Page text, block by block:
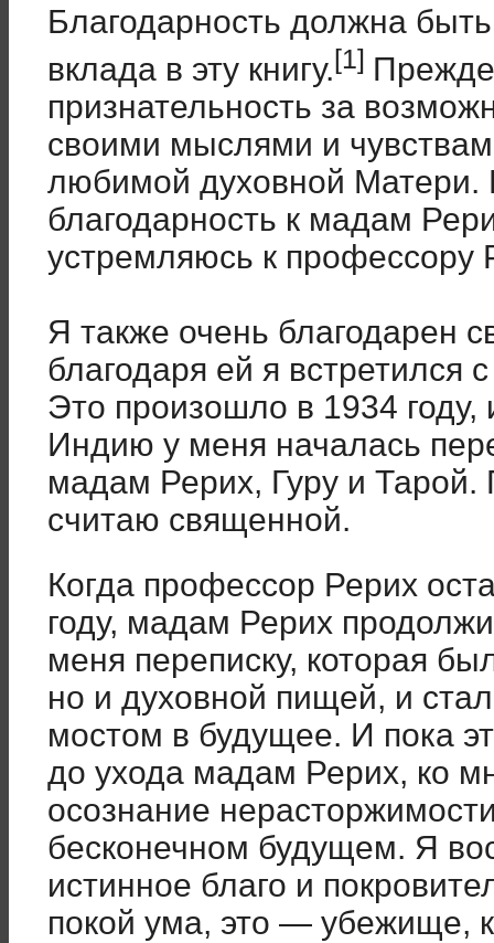
Благодарность должна
вклада в эту книгу. [1] Прежде
признательность за
своими мыслями и
любимой духовной Матери.
благодарность к мадам
устремляюсь к профессору
Я также очень благодарен
благодаря ей я
Это произошло в 1934 году,
Индию у меня началась
мадам Рерих, Гуру и Тарой.
считаю священной.
Когда профессор Рерих
году, мадам Рерих
меня переписку, которая
но и духовной пищей, и
мостом в будущее. И пока
до ухода мадам Рерих, ко
осознание
бесконечном будущем. Я
истинное благо и
покой ума, это — убежище,